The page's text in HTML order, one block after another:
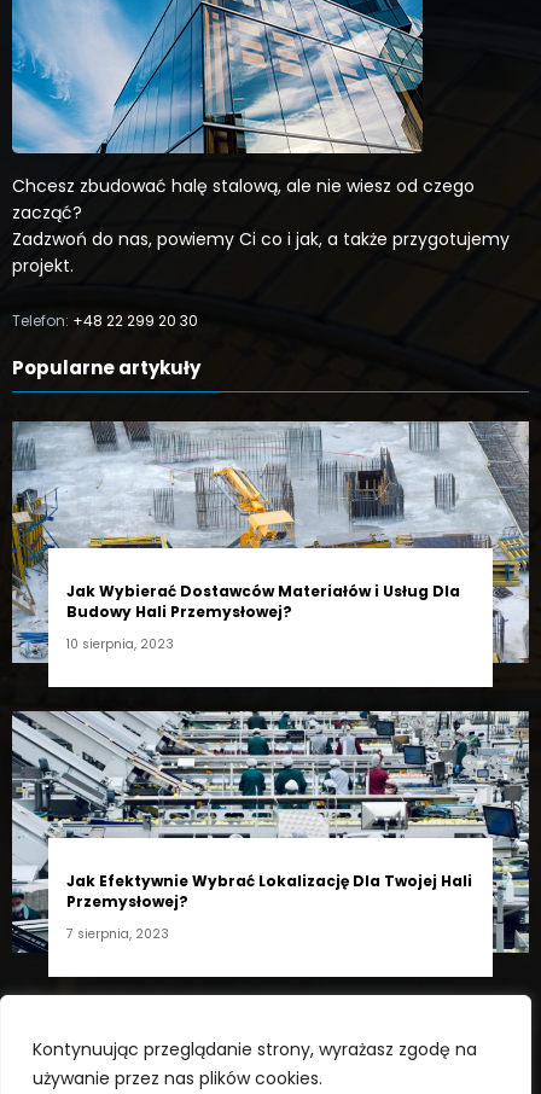
Kontynuując przeglądanie strony, wyrażasz zgodę na
używanie przez nas plików cookies.
Chcesz zbudować halę stalową, ale nie wiesz od czego
zacząć?
Zadzwoń do nas, powiemy Ci co i jak, a także przygotujemy
projekt.
Telefon: +48 22 299 20 30
Popularne artykuły
Jak Wybierać Dostawców Materiałów i Usług Dla
Budowy Hali Przemysłowej?
10 sierpnia, 2023
Jak Efektywnie Wybrać Lokalizację Dla Twojej Hali
Przemysłowej?
7 sierpnia, 2023